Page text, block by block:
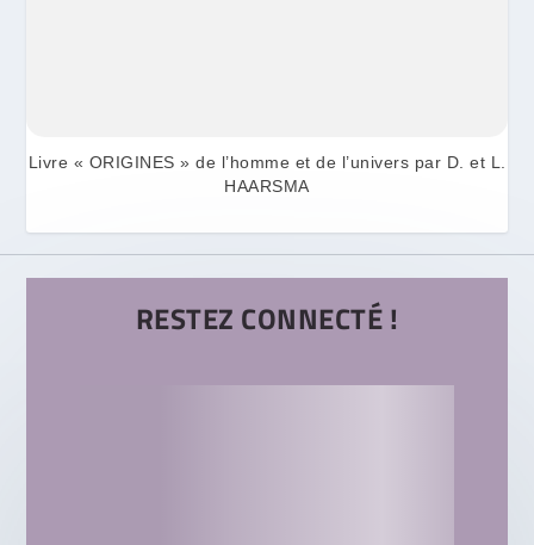
Livre « ORIGINES » de l’homme et de l’univers par D. et L.
HAARSMA
RESTEZ CONNECTÉ !